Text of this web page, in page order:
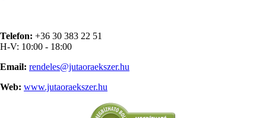
Telefon: +36 30 383 22 51
H-V: 10:00 - 18:00
Email: rendeles@jutaoraekszer.hu
Web: www.jutaoraekszer.hu